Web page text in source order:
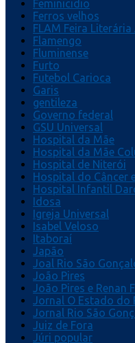
Feminicidio
Ferros velhos
FLAM Feira
Flamengo
Fluminense
Furto
Futebol Carioca
Garis
gentileza
Governo federal
GSU Universal
Hospital da Mãe
Hospital da Mãe
Hospital de Niterói
Hospital do Câncer
Hospital Infantil
Idosa
Igreja Universal
Isabel Veloso
Itaboraí
Japão
Joal Rio São
João Pires
João Pires e Renan
Jornal O Estado do
Jornal Rio São
Juiz de Fora
Júri popular